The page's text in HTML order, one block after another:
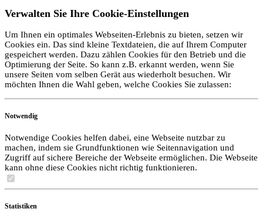
Verwalten Sie Ihre Cookie-Einstellungen
Um Ihnen ein optimales Webseiten-Erlebnis zu bieten, setzen wir
Cookies ein. Das sind kleine Textdateien, die auf Ihrem Computer
gespeichert werden. Dazu zählen Cookies für den Betrieb und die
Optimierung der Seite. So kann z.B. erkannt werden, wenn Sie
unsere Seiten vom selben Gerät aus wiederholt besuchen. Wir
möchten Ihnen die Wahl geben, welche Cookies Sie zulassen:
Notwendig
Notwendige Cookies helfen dabei, eine Webseite nutzbar zu
machen, indem sie Grundfunktionen wie Seitennavigation und
Zugriff auf sichere Bereiche der Webseite ermöglichen. Die Webseite
kann ohne diese Cookies nicht richtig funktionieren.
Statistiken